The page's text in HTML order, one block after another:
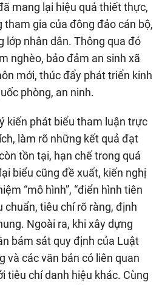
mang lại hiệu quả thiết thực,
gia của đông đảo cán bộ,
lớp nhân dân. Thông qua đó
nghèo, bảo đảm an sinh xã
mới, thúc đẩy phát triển kinh
phòng, an ninh.
kiến phát biểu tham luận trực
làm rõ những kết quả đạt
tồn tại, hạn chế trong quá
biểu cũng đề xuất, kiến nghị
“mô hình”, “điển hình tiên
chuẩn, tiêu chí rõ ràng, định
Ngoài ra, khi xây dựng
bám sát quy định của Luật
và các văn bản có liên quan
tiêu chí danh hiệu khác. Cùng